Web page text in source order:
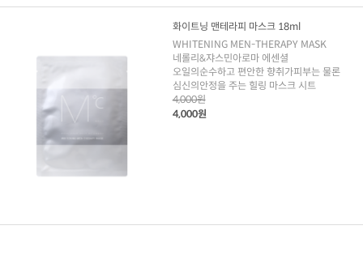
화이트닝 맨테라피 마스크 18ml
WHITENING MEN-THERAPY MASK
네롤리&쟈스민아로마 에센셜
오일의순수하고 편안한 향취가피부는 물론
심신의안정을 주는 힐링 마스크 시트
4,000원
4,000원